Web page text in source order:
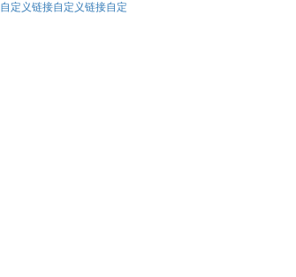
自定义链接自定义链接自定